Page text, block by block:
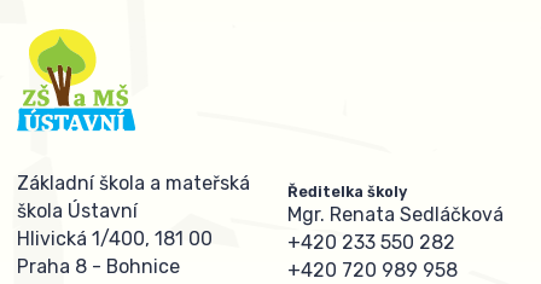
Základní škola a mateřská
škola Ústavní
Hlivická 1/400, 181 00
Praha 8 - Bohnice
Ředitelka školy
Mgr. Renata Sedláčková
+420 233 550 282
+420 720 989 958